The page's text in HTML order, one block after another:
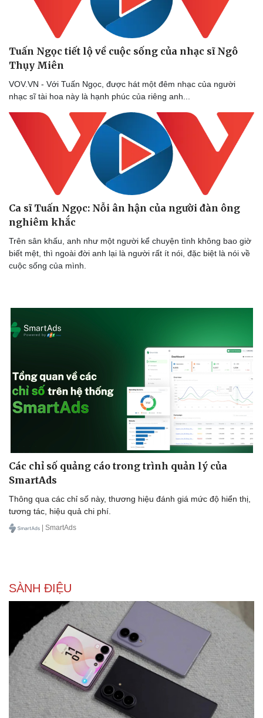
Dinh dưỡng - món ngon
Cây thuốc
Sản phụ khoa
Nhi khoa
Đời sống
Nhà đẹp
Blog
Tình yêu - Gia đình
Tuấn Ngọc tiết lộ về cuộc sống của nhạc sĩ Ngô
Thụy Miên
VOV.VN - Với Tuấn Ngọc, được hát một đêm nhạc của người
nhạc sĩ tài hoa này là hạnh phúc của riêng anh...
Ca sĩ Tuấn Ngọc: Nỗi ân hận của người đàn ông
nghiêm khắc
Trên sân khấu, anh như một người kể chuyện tình không bao giờ
biết mệt, thì ngoài đời anh lại là người rất ít nói, đặc biệt là nói về
cuộc sống của mình.
Các chỉ số quảng cáo trong trình quản lý của
SmartAds
Thông qua các chỉ số này, thương hiệu đánh giá mức độ hiển thị,
tương tác, hiệu quả chi phí.
| SmartAds
SÀNH ĐIỆU